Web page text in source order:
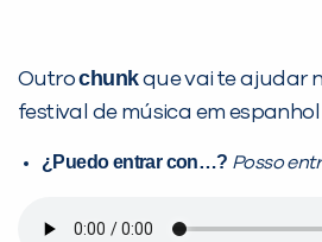
Outrochunkque vai te ajudar
festival de música em espanhol
¿ Puedo entrar con…? Posso